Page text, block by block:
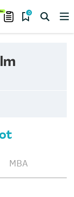
0
MBA